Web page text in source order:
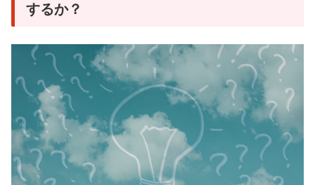
するか？